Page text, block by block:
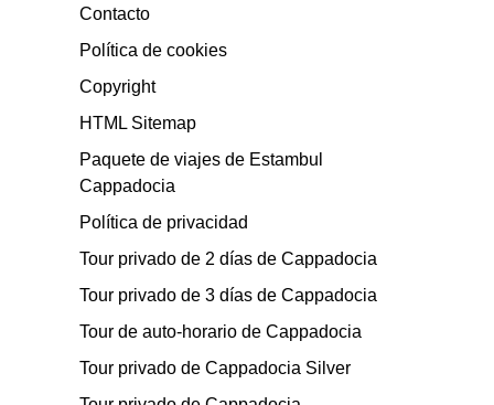
Contacto
Política de cookies
Copyright
HTML Sitemap
Paquete de viajes de Estambul
Cappadocia
Política de privacidad
Tour privado de 2 días de Cappadocia
Tour privado de 3 días de Cappadocia
Tour de auto-horario de Cappadocia
Tour privado de Cappadocia Silver